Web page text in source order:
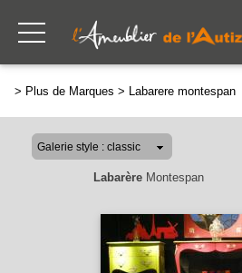
> Plus de Marques > Labarere montespan
LabarèreMontespan